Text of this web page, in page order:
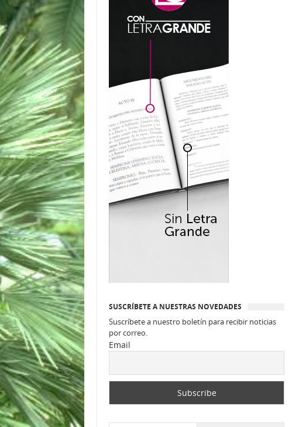
SUSCRÍBETE A NUESTRAS NOVEDADES
Suscríbete a nuestro boletín para recibir noticias
por correo.
Email